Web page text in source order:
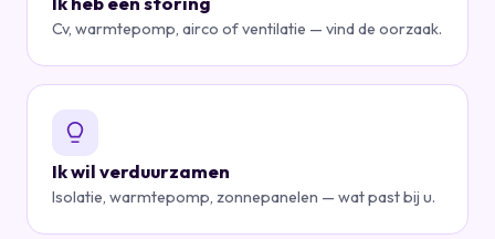
Cv, warmtepomp, airco of ventilatie — vind de oorzaak.
Ik wil verduurzamen
Isolatie, warmtepomp, zonnepanelen — wat past bij u.